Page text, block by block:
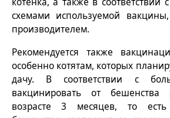
схемами используемой
производителем.
Рекомендуется также
особенно котятам, которых
дачу. В соответствии с
вакцинировать от бешенства
возрасте 3 месяцев, то